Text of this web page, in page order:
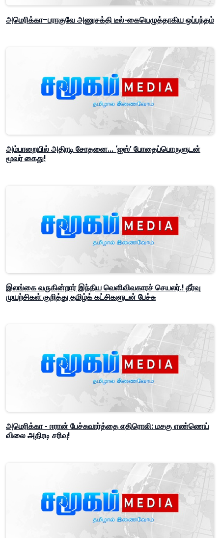
அமெரிக்கா–பராகுவே அணுசக்தி டீல்-கையெழுத்தாகிய ஒப்பந்தம்
அம்பாறையில் அதிரடி சோதனை... ‘ஐஸ்’ போதைப்பொருளுடன்
மூவர் கைது!
இலங்கை வருகின்றார் இந்திய வெளிவிவகாரச் செயலர்.! தீர்வு
முயற்சிகள் குறித்து தமிழ்க் கட்சிகளுடன் பேச்சு
அமெரிக்கா - ஈரான் பேச்சுவார்த்தை எதிரொலி: மசகு எண்ணெய்
விலை அதிரடி சரிவு!